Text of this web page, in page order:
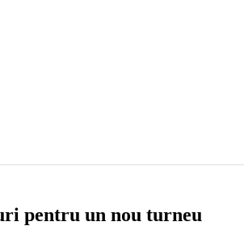
pentru un nou turneu